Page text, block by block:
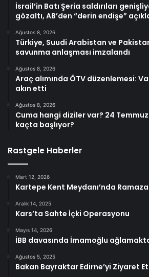
İsrail’in Batı Şeria saldırıları
gözaltı, AB’den “derin endişe”
Ağustos 8, 2026
Türkiye, Suudi Arabistan ve
savunma anlaşması imzalandı
Ağustos 8, 2026
Araç alımında ÖTV düzenlemesi:
akın etti
Ağustos 8, 2026
Cuma hangi diziler var? 24 Temmuz
kaçta başlıyor?
Rastgele Haberler
Mart 12, 2026
Kartepe Kent Meydanı’nda
Aralık 14, 2025
Kars’ta Sahte İçki Operasyonu
Mayıs 14, 2026
İBB davasında İmamoğlu
Ağustos 5, 2025
Bakan Bayraktar Edirne’yi Ziyaret